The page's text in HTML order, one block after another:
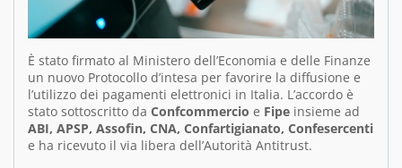
È stato firmato al Ministero dell’Economia e delle Finanze
un nuovo Protocollo d’intesa per favorire la diffusione e
l’utilizzo dei pagamenti elettronici in Italia. L’accordo è
stato sottoscritto da Confcommercio e Fipe insieme ad
ABI, APSP, Assofin, CNA, Confartigianato, Confesercenti
e ha ricevuto il via libera dell’Autorità Antitrust.